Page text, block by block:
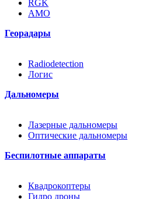
RGK
AMO
Георадары
Radiodetection
Логис
Дальномеры
Лазерные дальномеры
Оптические дальномеры
Беспилотные аппараты
Квадрокоптеры
Гидро дроны